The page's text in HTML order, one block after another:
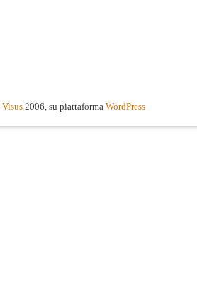
Visus 2006, su piattaforma WordPress